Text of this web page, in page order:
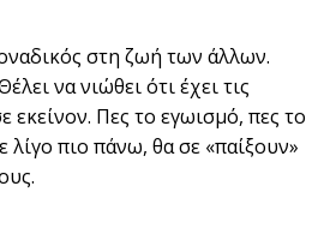
στη ζωή των άλλων.
να νιώθει ότι έχει τις
εκείνον. Πες το εγωισμό, πες το
πιο πάνω, θα σε «παίξουν»